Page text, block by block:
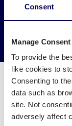
Consent
Manage Consent
To provide the
like cookies to
Consenting to
data such as
site. Not
adversely affect
Leere Kilometer
Welche